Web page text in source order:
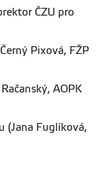
ČZU pro
Pixová, FŽP
AOPK
(Jana Fuglíková,